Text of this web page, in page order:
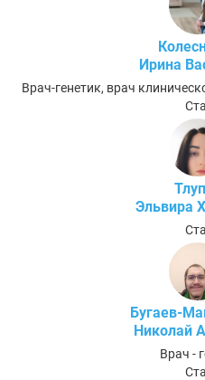
Ирина
Врач-генетик, врач
Эльвира
Бугаев-
Николай
Врач -